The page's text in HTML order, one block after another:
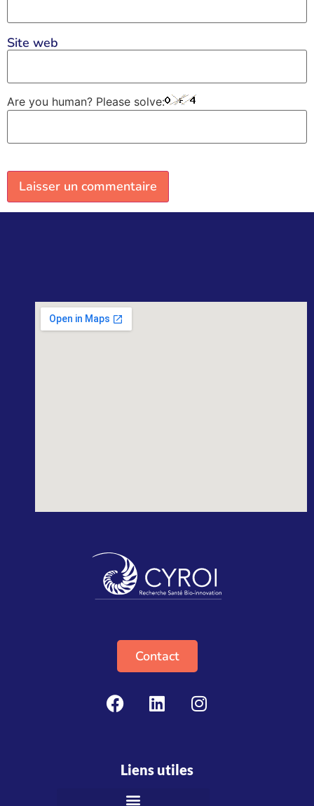
Site web
Are you human? Please solve:
Contact
Liens utiles